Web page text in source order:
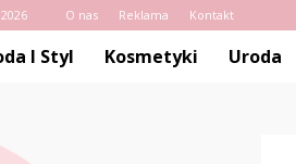
O nas Reklama Kontakt
I Styl Kosmetyki Uroda